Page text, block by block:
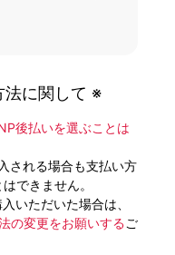
法に関して ※
後払いを選ぶことは
される場合も支払い方
できません。
いただいた場合は、
の変更をお願いするご